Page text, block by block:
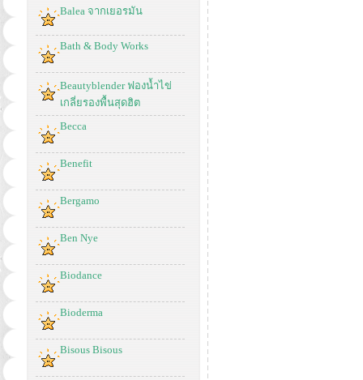
Balea จากเยอรมัน
Bath & Body Works
Beautyblender ฟองน้ำไข่
เกลี่ยรองพื้นสุดฮิต
Becca
Benefit
Bergamo
Ben Nye
Biodance
Bioderma
Bisous Bisous